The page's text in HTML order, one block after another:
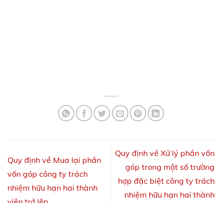
Quy định về Mua lại phần
vốn góp công ty trách
nhiệm hữu hạn hai thành
Quy định về Xử lý phần vốn
góp trong một số trường
hợp đặc biệt công ty trách
nhiệm hữu hạn hai thành